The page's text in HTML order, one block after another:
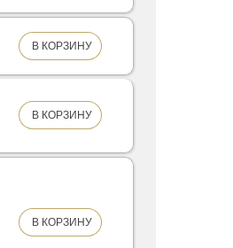
В КОРЗИНУ
В КОРЗИНУ
В КОРЗИНУ